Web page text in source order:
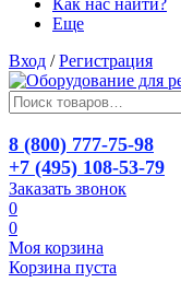
Как нас найти?
Еще
Вход / Регистрация
8 (800) 777-75-98
+7 (495) 108-53-79
Заказать звонок
0
0
Моя корзина
Корзина пуста